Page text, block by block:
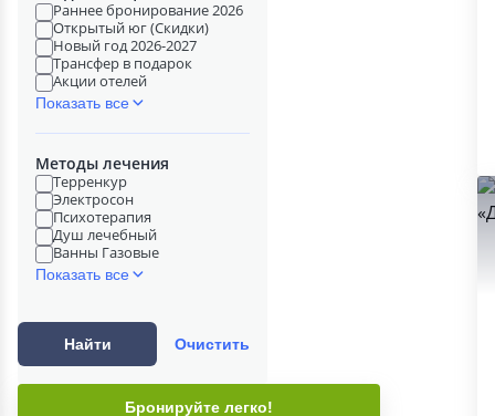
Раннее бронирование 2026
Открытый юг (Скидки)
Новый год 2026-2027
Трансфер в подарок
Акции отелей
Показать все
Методы лечения
Терренкур
Электросон
Психотерапия
Душ лечебный
Ванны Газовые
Показать все
Найти Очистить
Бронируйте легко!